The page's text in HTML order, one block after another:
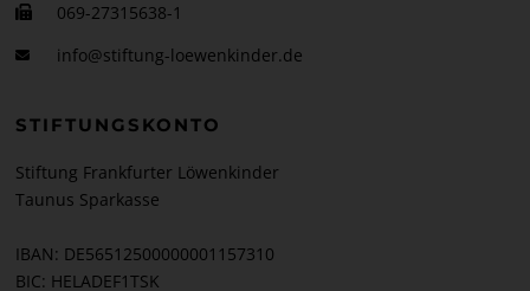
069-27315638-1
info@stiftung-loewenkinder.de
STIFTUNGSKONTO
Stiftung Frankfurter Löwenkinder
Taunus Sparkasse
IBAN: DE56512500000001157310
BIC: HELADEF1TSK